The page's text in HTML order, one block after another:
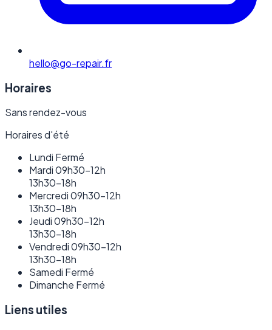
hello@go-repair.fr
Horaires
Sans rendez-vous
Horaires d'été
Lundi Fermé
Mardi09h30–12h
13h30–18h
Mercredi09h30–12h
13h30–18h
Jeudi09h30–12h
13h30–18h
Vendredi09h30–12h
13h30–18h
Samedi Fermé
Dimanche Fermé
Liens utiles